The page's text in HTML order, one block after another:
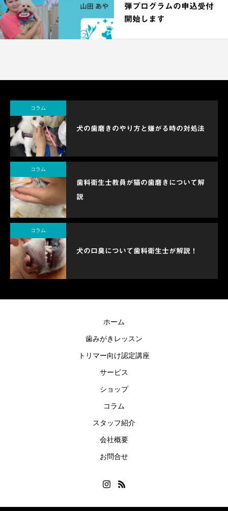
弾プログラムの申込受付
開始します
コラム
犬の歯磨きのやり方と嫌がる時の対処法
コラム
歯科衛生士教員が猫の歯磨きについて解
説
コラム
犬の口臭について歯科衛生士が解説！
ホーム
歯みがきレッスン
トリマー向け認定講座
サービス
ショップ
コラム
スタッフ紹介
会社概要
お問合せ